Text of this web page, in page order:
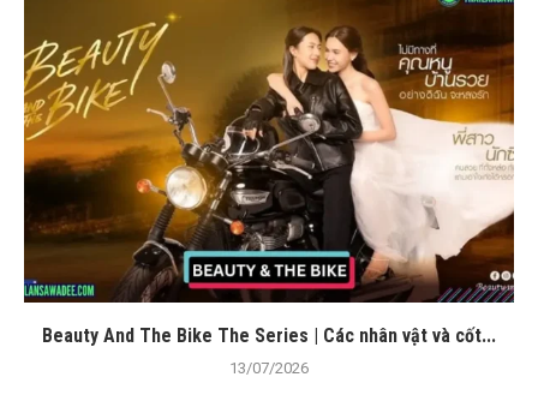
Beauty And The Bike The Series | Các nhân vật và cốt...
13/07/2026